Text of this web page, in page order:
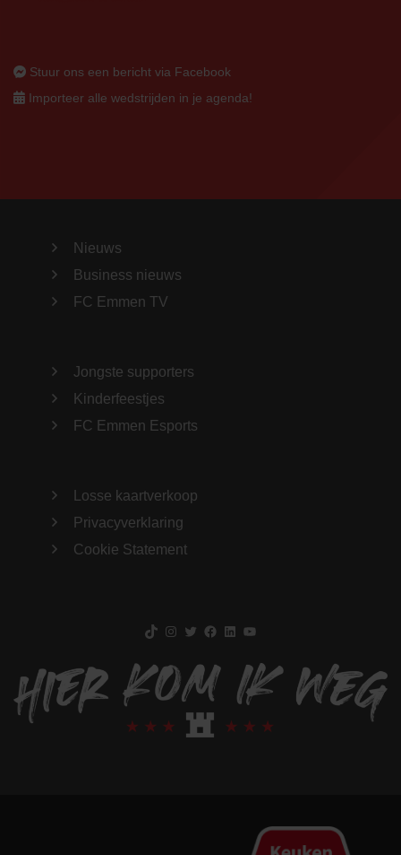
Stuur ons een bericht via Facebook
Importeer alle wedstrijden in je agenda!
Nieuws
Business nieuws
FC Emmen TV
Jongste supporters
Kinderfeestjes
FC Emmen Esports
Losse kaartverkoop
Privacyverklaring
Cookie Statement